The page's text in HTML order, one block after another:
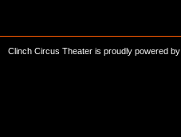
Clinch Circus Theater is proudly powered by